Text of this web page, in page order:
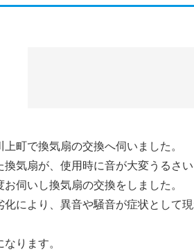
町で換気扇の交換へ伺いました。
換気扇が、使用時に音が大変うるさ
伺いし換気扇の交換をしました。
により、異音や騒音が症状として
ります。